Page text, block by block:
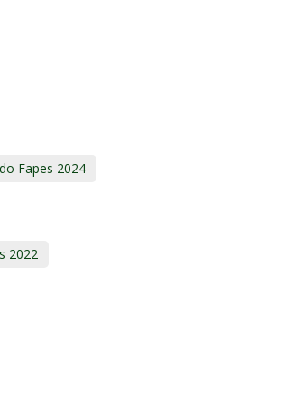
Fapes 2024
2022